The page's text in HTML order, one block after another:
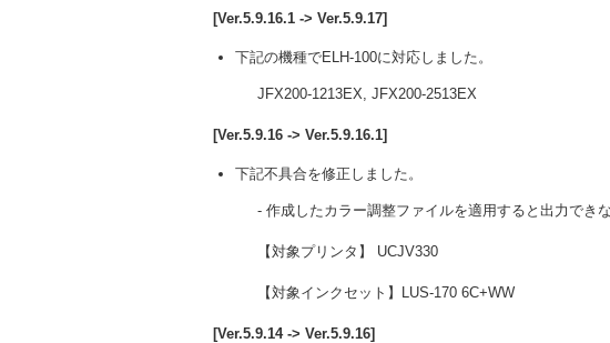
[Ver.5.9.16.1 -> Ver.5.9.17]
下記の機種でELH-100に対応しました。
JFX200-1213EX, JFX200-2513EX
[Ver.5.9.16 -> Ver.5.9.16.1]
下記不具合を修正しました。
- 作成したカラー調整ファイルを適用すると出力でき
【対象プリンタ】 UCJV330
【対象インクセット】LUS-170 6C+WW
[Ver.5.9.14 -> Ver.5.9.16]